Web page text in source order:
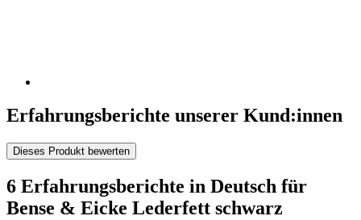
Erfahrungsberichte unserer Kund:innen
Dieses Produkt bewerten
6 Erfahrungsberichte in Deutsch für
Bense & Eicke Lederfett schwarz